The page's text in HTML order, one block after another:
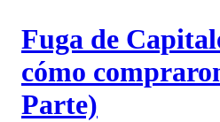
Fuga de
cómo
Parte)